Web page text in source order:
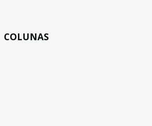
COLUNAS